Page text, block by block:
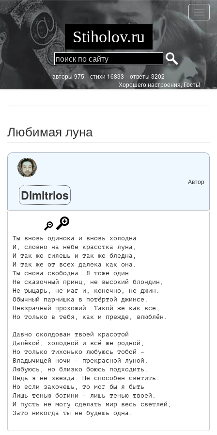
Перейти
к
основному
содержанию
луна
Stiholov.ru
aвторы 975стихи 16833 ответы 3202
Хорошего настроения, Гость!
Любимая луна
Автор
Dimitrios
Ты вновь одинока и вновь холодна
И, словно на небе красотка луна,
И так же сияешь и так же бледна,
И так же от всех далека как она.
Ты снова свободна. Я тоже один.
Не сказочный принц, не высокий блондин,
Не рыцарь, не маг и, конечно, не джин.
Обычный парнишка в потёртой джинсе.
Невзрачный прохожий. Такой же как все,
Но только в тебя, как и прежде, влюблён.
Давно околдован твоей красотой
Далёкой, холодной и всё же родной,
Но только тихонько любуюсь тобой –
Владычицей ночи – прекрасной луной.
Любуюсь, но близко боюсь подходить.
Ведь я не звезда. Не способен светить.
Но если захочешь, то мог бы я быть
Лишь тенью богини – лишь тенью твоей.
И пусть не могу сделать мир весь светлей,
Зато никогда ты не будешь одна.